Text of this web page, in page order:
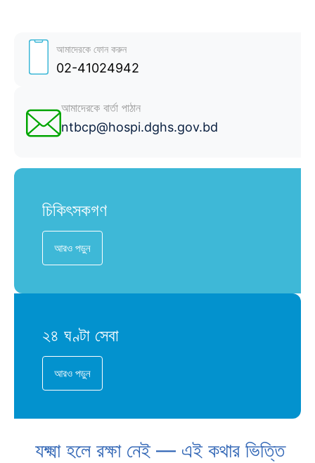
আমাদেরকে ফোন করুন
02-41024942
আমাদেরকে বার্তা পাঠান
ntbcp@hospi.dghs.gov.bd
চিকিৎসকগণ
আরও পড়ুন
২৪ ঘণ্টা সেবা
আরও পড়ুন
যক্ষ্মা হলে রক্ষা নেই — এই কথার ভিত্তি